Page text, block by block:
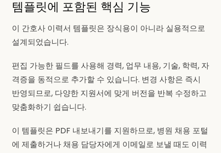
템플릿에 포함된 핵심 기능
이 간호사 이력서 템플릿은 장식용이 아니라 실용적으로
설계되었습니다.
편집 가능한 필드를 사용해 경력, 업무 내용, 기술, 학력, 자
격증을 동적으로 추가할 수 있습니다. 변경 사항은 즉시
반영되므로, 다양한 지원서에 맞게 버전을 반복 수정하고
맞춤화하기 쉽습니다.
이 템플릿은 PDF 내보내기를 지원하므로, 병원 채용 포털
에 제출하거나 채용 담당자에게 이메일로 보낼 때도 이력